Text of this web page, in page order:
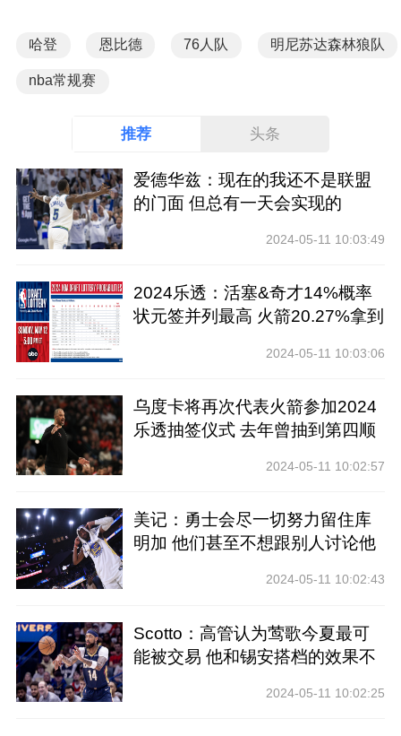
哈登 恩比德 76人队 明尼苏达森林狼队
nba常规赛
推荐 头条
爱德华兹：现在的我还不是联盟
的门面 但总有一天会实现的
2024-05-11 10:03:49
2024乐透：活塞&奇才14%概率
状元签并列最高 火箭20.27%拿到
2024-05-11 10:03:06
乌度卡将再次代表火箭参加2024
乐透抽签仪式 去年曾抽到第四顺
2024-05-11 10:02:57
美记：勇士会尽一切努力留住库
明加 他们甚至不想跟别人讨论他
2024-05-11 10:02:43
Scotto：高管认为莺歌今夏最可
能被交易 他和锡安搭档的效果不
2024-05-11 10:02:25